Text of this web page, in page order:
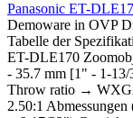
Panasonic ET-
Demoware in OVP
Tabelle der
ET-DLE170
- 35.7 mm [1" - 1-
Throw ratio →
2.50:1